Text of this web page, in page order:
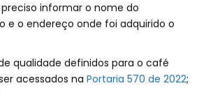
preciso informar o nome do
e o endereço onde foi adquirido o
qualidade definidos para o café
acessados na Portaria 570 de 2022;